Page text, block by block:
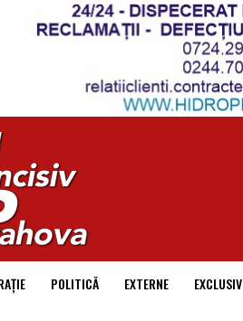
POLITICĂ EXTERNE EXCLUSIV